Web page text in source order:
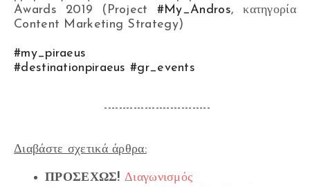
Awards 2019 (Project #My_Andros, κατηγορία
Content Marketing Strategy)
#my_piraeus
#destinationpiraeus #gr_events
-----------------------------
Διαβάστε σχετικά άρθρα:
ΠΡΟΣΕΧΩΣ! Διαγωνισμός